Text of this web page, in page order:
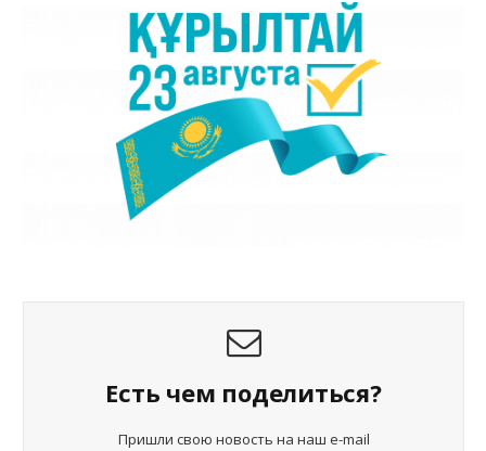
Есть чем поделиться?
Пришли свою новость на наш e-mail